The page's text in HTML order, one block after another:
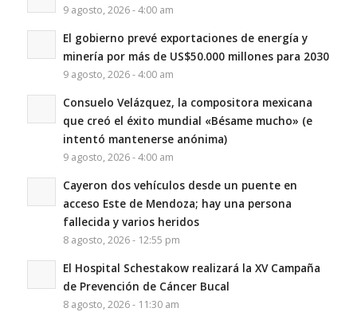
9 agosto, 2026 - 4:00 am
El gobierno prevé exportaciones de energía y
minería por más de US$50.000 millones para 2030
9 agosto, 2026 - 4:00 am
Consuelo Velázquez, la compositora mexicana
que creó el éxito mundial «Bésame mucho» (e
intentó mantenerse anónima)
9 agosto, 2026 - 4:00 am
Cayeron dos vehículos desde un puente en
acceso Este de Mendoza; hay una persona
fallecida y varios heridos
8 agosto, 2026 - 12:55 pm
El Hospital Schestakow realizará la XV Campaña
de Prevención de Cáncer Bucal
8 agosto, 2026 - 11:30 am